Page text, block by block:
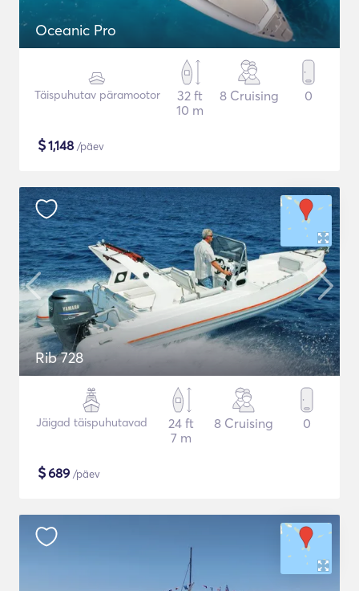
Oceanic Pro
Täispuhutav päramootor
32 ft
10 m
8 Cruising 0
$1,148 /päev
Rib 728
Jäigad täispuhutavad
24 ft
7 m
8 Cruising 0
$689 /päev